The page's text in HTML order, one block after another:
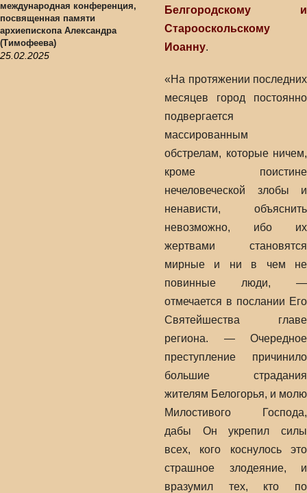
международная конференция,
посвященная памяти
архиепископа Александра
(Тимофеева)
25.02.2025
Белгородскому и
Старооскольскому
Иоанну.
«На протяжении последних
месяцев город постоянно
подвергается
массированным
обстрелам, которые ничем,
кроме поистине
нечеловеческой злобы и
ненависти, объяснить
невозможно, ибо их
жертвами становятся
мирные и ни в чем не
повинные люди, —
отмечается в послании Его
Святейшества главе
региона. — Очередное
преступление причинило
большие страдания
жителям Белогорья, и молю
Милостивого Господа,
дабы Он укрепил силы
всех, кого коснулось это
страшное злодеяние, и
вразумил тех, кто по